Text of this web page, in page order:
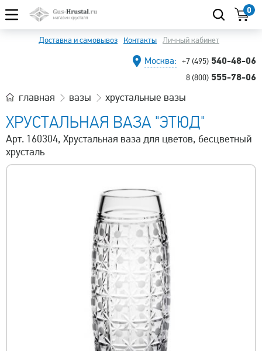
0
Доставка и самовывоз Контакты Личный кабинет
Москва: +7 (495) 540-48-06
8 (800) 555-78-06
главная вазы хрустальные вазы
ХРУСТАЛЬНАЯ ВАЗА "ЭТЮД"
Арт. 160304, Хрустальная ваза для цветов, бесцветный
хрусталь